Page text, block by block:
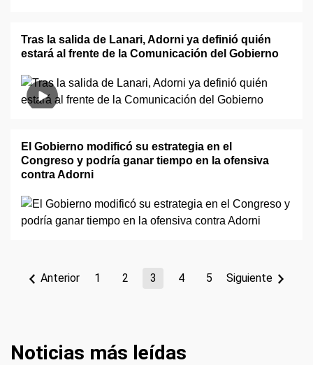
Tras la salida de Lanari, Adorni ya definió quién
estará al frente de la Comunicación del Gobierno
El Gobierno modificó su estrategia en el
Congreso y podría ganar tiempo en la ofensiva
contra Adorni
Anterior 1 2 3 4 5 Siguiente
Noticias más leídas